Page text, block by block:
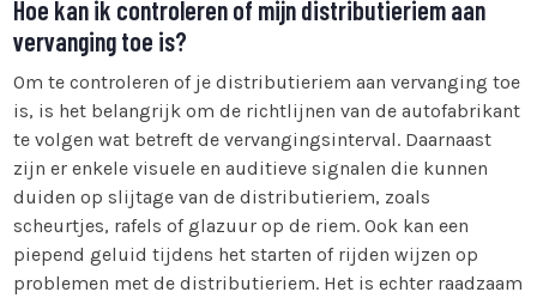
Hoe kan ik controleren of mijn distributieriem aan
vervanging toe is?
Om te controleren of je distributieriem aan vervanging toe
is, is het belangrijk om de richtlijnen van de autofabrikant
te volgen wat betreft de vervangingsinterval. Daarnaast
zijn er enkele visuele en auditieve signalen die kunnen
duiden op slijtage van de distributieriem, zoals
scheurtjes, rafels of glazuur op de riem. Ook kan een
piepend geluid tijdens het starten of rijden wijzen op
problemen met de distributieriem. Het is echter raadzaam